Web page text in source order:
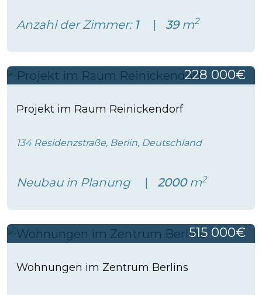
Anzahl der Zimmer: 1 39m2
228 000€
Projekt im Raum Reinickendorf
134 Residenzstraße, Berlin, Deutschland
Neubau in Planung 2000m2
515 000€
Wohnungen im Zentrum Berlins